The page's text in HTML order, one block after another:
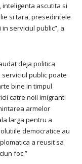
inteligenta ascutita si
si tara, presedintele
serviciul public”, a
deja politica
public poate
bine in timpul
catre noii imigranti
armelor
larga pentru a
democratice au
a reusit sa
foc.”